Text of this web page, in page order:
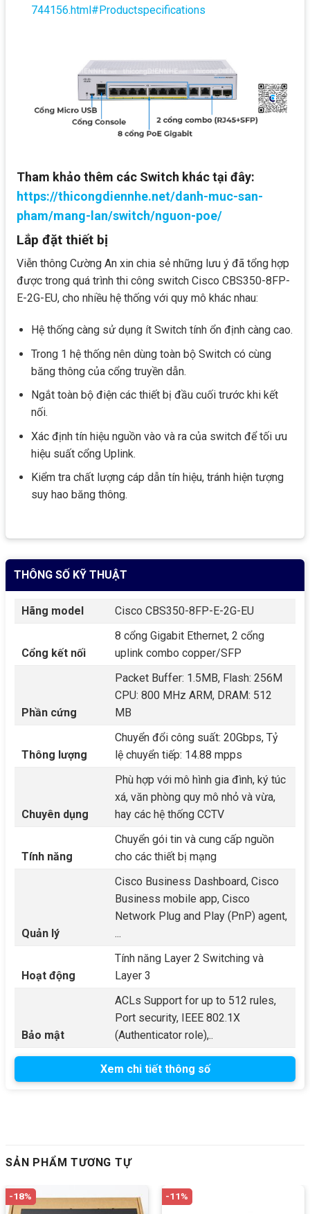
744156.html#Productspecifications
Tham khảo thêm các Switch khác tại đây:
https://thicongdiennhe.net/danh-muc-san-
pham/mang-lan/switch/nguon-poe/
Lắp đặt thiết bị
Viễn thông Cường An xin chia sẻ những lưu ý đã tổng hợp
được trong quá trình thi công switch Cisco CBS350-8FP-
E-2G-EU, cho nhiều hệ thống với quy mô khác nhau:
Hệ thống càng sử dụng ít Switch tính ổn định càng cao.
Trong 1 hệ thống nên dùng toàn bộ Switch có cùng
băng thông của cổng truyền dẫn.
Ngắt toàn bộ điện các thiết bị đầu cuối trước khi kết
nối.
Xác định tín hiệu nguồn vào và ra của switch để tối ưu
hiệu suất cổng Uplink.
Kiểm tra chất lượng cáp dẫn tín hiệu, tránh hiện tượng
suy hao băng thông.
THÔNG SỐ KỸ THUẬT
Hãng model Cisco CBS350-8FP-E-2G-EU
Cổng kết nối
8 cổng Gigabit Ethernet, 2 cổng
uplink combo copper/SFP
Phần cứng
Packet Buffer: 1.5MB, Flash: 256M
CPU: 800 MHz ARM, DRAM: 512
MB
Thông lượng
Chuyển đổi công suất: 20Gbps, Tỷ
lệ chuyển tiếp: 14.88 mpps
Chuyên dụng
Phù hợp với mô hình gia đình, ký túc
xá, văn phòng quy mô nhỏ và vừa,
hay các hệ thống CCTV
Tính năng
Chuyển gói tin và cung cấp nguồn
cho các thiết bị mạng
Quản lý
Cisco Business Dashboard, Cisco
Business mobile app, Cisco
Network Plug and Play (PnP) agent,
...
Hoạt động
Tính năng Layer 2 Switching và
Layer 3
Bảo mật
ACLs Support for up to 512 rules,
Port security, IEEE 802.1X
(Authenticator role),..
Xem chi tiết thông số
SẢN PHẨM TƯƠNG TỰ
-18% -11%